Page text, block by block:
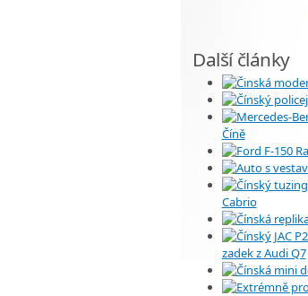
Další články
Číně
Cabrio
zadek z Audi Q7